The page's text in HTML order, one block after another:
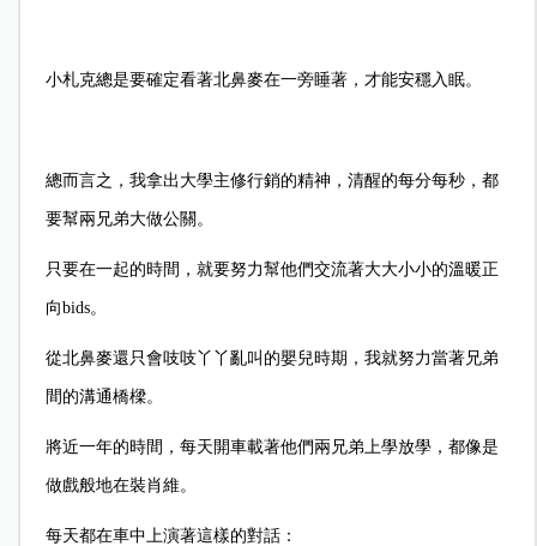
小札克總是要確定看著北鼻麥在一旁睡著，才能安穩入眠。
總而言之，我拿出大學主修行銷的精神，清醒的每分每秒，都
要幫兩兄弟大做公關。
只要在一起的時間，就要努力幫他們交流著大大小小的溫暖正
向bids。
從北鼻麥還只會吱吱丫丫亂叫的嬰兒時期，我就努力當著兄弟
間的溝通橋樑。
將近一年的時間，每天開車載著他們兩兄弟上學放學，都像是
做戲般地在裝肖維。
每天都在車中上演著這樣的對話：